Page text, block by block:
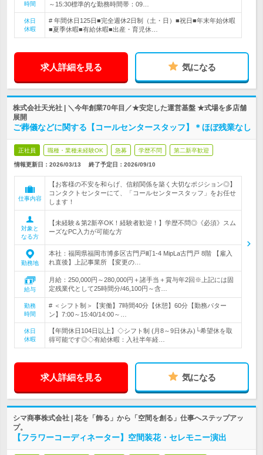
時間
～15:30標準的な勤務時間帯：09…
休日
休暇
# 年間休日125日■完全週休2日制（土・日）■祝日■年末年始休暇
■夏季休暇■有給休暇■出産・育児休…
求人詳細を見る 気になる
株式会社天光社 | ＼今年創業70年目／★安定した運営基盤 ★式場を多店舗
展開
ご葬儀などに関する【コールセンタースタッフ】＊ほぼ残業なし
正社員 職種・業種未経験OK 急募 学歴不問 第二新卒歓迎
情報更新日：2026/03/13 終了予定日： 2026/09/10
仕事内容
【お客様の不安を和らげ、信頼関係を築く大切なポジション◎】
コンタクトセンターにて、「コールセンタースタッフ」をお任せ
します！
対象と
なる方
【未経験＆第2新卒OK！経験者歓迎！】学歴不問◎《必須》スム
ーズなPC入力が可能な方
勤務地
本社：福岡県福岡市博多区古門戸町1-4 MipLa古門戸 8階 【雇入
れ直後】上記事業所 【変更の…
給与
月給：250,000円～280,000円＋諸手当＋賞与年2回※上記には固
定残業代として25時間分/46,100円～含…
勤務
時間
# ＜シフト制＞【実働】7時間40分【休憩】60分【勤務パター
ン】7:00～15:40/14:00～…
休日
休暇
【年間休日104日以上】◇シフト制 (月8～9日休み)└希望休を取
得可能です◎◇有給休暇：入社半年経…
求人詳細を見る 気になる
シマ商事株式会社 | 花を「飾る」から「空間を創る」仕事へステップアッ
プ。
【フラワーコーディネーター】空間装花・セレモニー演出